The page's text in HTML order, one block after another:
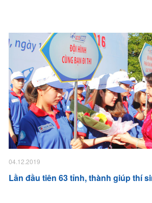
04.12.2019
Lần đầu tiên 63 tỉnh, thành giúp thí